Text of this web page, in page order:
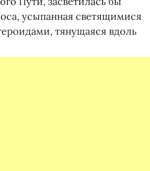
усыпанная светящимися
тянущаяся вдоль